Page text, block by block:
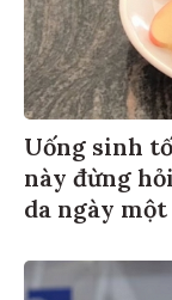
Uống sinh
này đừng
da ngày một